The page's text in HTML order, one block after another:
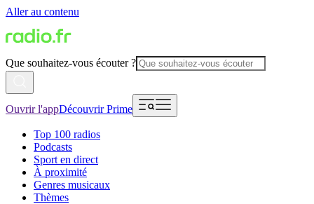
Aller au contenu
Que souhaitez-vous écouter ?
Ouvrir l'appDécouvrir Prime
Top 100 radios
Podcasts
Sport en direct
À proximité
Genres musicaux
Thèmes